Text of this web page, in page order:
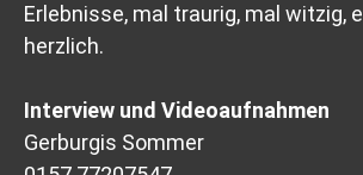
Erlebnisse, mal traurig, mal witzig,
herzlich.
Interview und Videoaufnahmen
Gerburgis Sommer